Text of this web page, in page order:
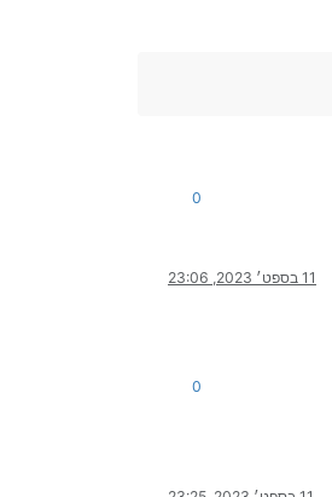
0
11 בספט׳ 2023, 23:06
0